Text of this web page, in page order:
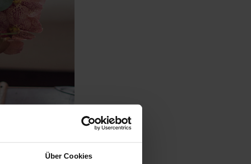
Über Cookies